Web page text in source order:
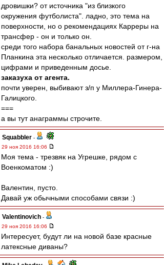
дровишки? от источника "из близкого
окружения футболиста". ладно, это тема на
поверхности, но о рекомендациях Карреры на
трансфер - он и только он.
среди того набора банальных новостей от г-на
Планкина эта несколько отличается. размером,
цифрами и приведенным досье.
заказуха от агента.
почти уверен, выбивают з/п у Миллера-Гинера-
Галицкого.
===
а вы тут анаграммы строчите.
Squabbler -
29 ноя 2016 16:06
Моя тема - трезвяк на Угрешке, рядом с
Военкоматом :)
Валентин, пусто.
Давай уж обычными способами связи :)
Valentinovich -
29 ноя 2016 16:06
Интересует, будут ли на новой базе красные
латексные диваны?